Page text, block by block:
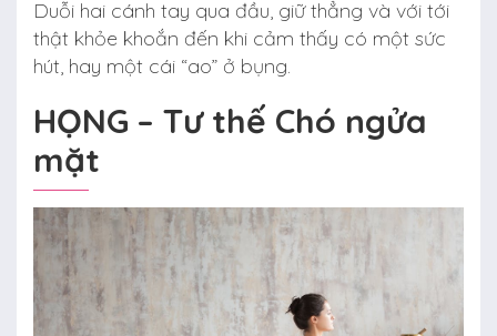
Duỗi hai cánh tay qua đầu, giữ thẳng và với tới
thật khỏe khoắn đến khi cảm thấy có một sức
hút, hay một cái “ao” ở bụng.
HỌNG – Tư thế Chó ngửa
mặt